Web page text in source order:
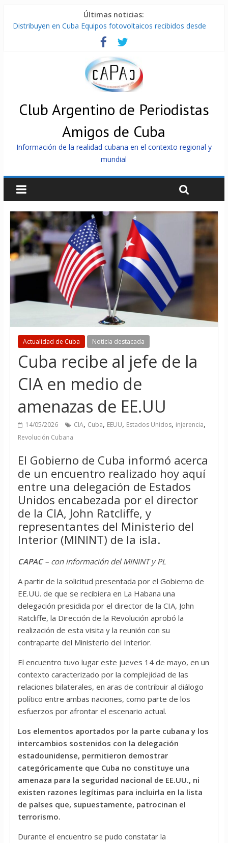
Últimas noticias:
Distribuyen en Cuba Equipos fotovoltaicos recibidos desde
La ONU condena medidas de EE.UU contra Cuba
Cuba alerta sobre doctrina militar de dominación de EEUU
Nuevas sanciones de EEUU contra Cuba apuntan a la
cooperación militar con Rusia y China
Brutal represión contra los que marchan para que no se
venda la patria
Club Argentino de Periodistas
Amigos de Cuba
Información de la realidad cubana en el contexto regional y
mundial
Actualidad de Cuba Noticia destacada
Cuba recibe al jefe de la
CIA en medio de
amenazas de EE.UU
14/05/2026 CIA, Cuba, EEUU, Estados Unidos, injerencia,
Revolución Cubana
El Gobierno de Cuba informó acerca
de un encuentro realizado hoy aquí
entre una delegación de Estados
Unidos encabezada por el director
de la CIA, John Ratcliffe, y
representantes del Ministerio del
Interior (MININT) de la isla.
CAPAC– con información del MININT y PL
A partir de la solicitud presentada por el Gobierno de
EE.UU. de que se recibiera en La Habana una
delegación presidida por el director de la CIA, John
Ratcliffe, la Dirección de la Revolución aprobó la
realización de esta visita y la reunión con su
contraparte del Ministerio del Interior.
El encuentro tuvo lugar este jueves 14 de mayo, en un
contexto caracterizado por la complejidad de las
relaciones bilaterales, en aras de contribuir al diálogo
político entre ambas naciones, como parte de los
esfuerzos por afrontar el escenario actual.
Los elementos aportados por la parte cubana y los
intercambios sostenidos con la delegación
estadounidense, permitieron demostrar
categóricamente que Cuba no constituye una
amenaza para la seguridad nacional de EE.UU., ni
existen razones legítimas para incluirla en la lista
de países que, supuestamente, patrocinan el
terrorismo.
Durante el encuentro se pudo constatar la